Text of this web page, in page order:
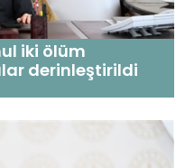
iki ölüm
derinleştirildi